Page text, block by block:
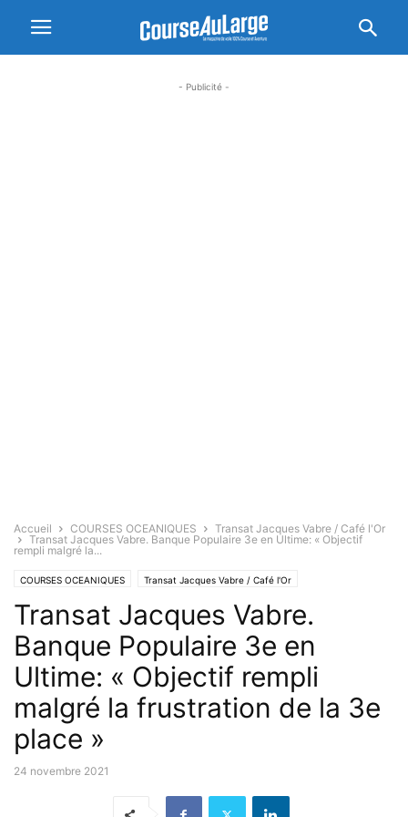
- Publicité -
Accueil COURSES OCEANIQUES
Transat Jacques Vabre / Café l'Or
Transat Jacques Vabre. Banque Populaire 3e en Ultime: « Objectif
rempli malgré la...
COURSES OCEANIQUES Transat Jacques Vabre / Café l'Or
Transat Jacques Vabre.
Banque Populaire 3e en
Ultime: « Objectif rempli
malgré la frustration de la 3e
place »
24 novembre 2021